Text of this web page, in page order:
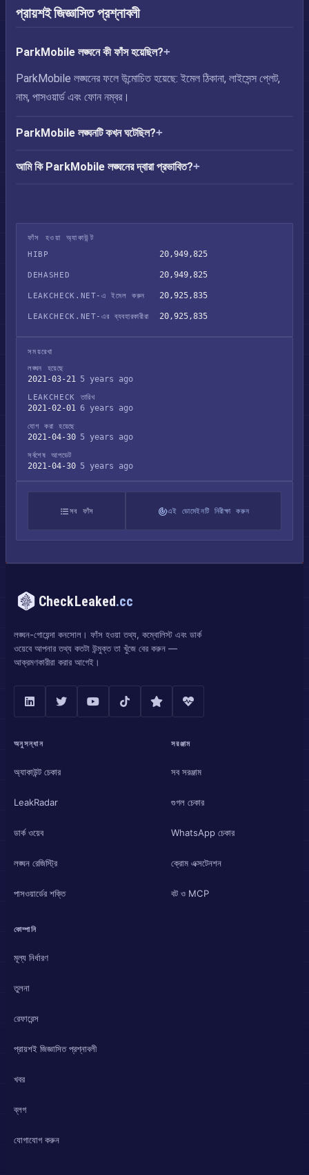
প্রায়শই জিজ্ঞাসিত প্রশ্নাবলী
ParkMobile লঙ্ঘনে কী ফাঁস হয়েছিল?
ParkMobile লঙ্ঘনের ফলে উন্মোচিত হয়েছে: ইমেল ঠিকানা, লাইসেন্স প্লেট,
নাম, পাসওয়ার্ড এবং ফোন নম্বর।
ParkMobile লঙ্ঘনটি কখন ঘটেছিল?
আমি কি ParkMobile লঙ্ঘনের দ্বারা প্রভাবিত?
ফাঁস হওয়া অ্যাকাউন্ট
HIBP
20,949,825
DEHASHED 20,949,825
LEAKCHECK.NET-এ ইমেল করুন 20,925,835
LEAKCHECK.NET-এর ব্যবহারকারীরা 20,925,835
সময়রেখা
লঙ্ঘন হয়েছে
2021-03-21 5 years ago
LEAKCHECK তারিখ
2021-02-01 6 years ago
যোগ করা হয়েছে
2021-04-30 5 years ago
সর্বশেষ আপডেট
2021-04-30 5 years ago
সব ফাঁস এই ডোমেইনটি নিরীক্ষা করুন
CheckLeaked.cc
লঙ্ঘন-গোয়েন্দা কনসোল। ফাঁস হওয়া তথ্য, কম্বোলিস্ট এবং ডার্ক
ওয়েবে আপনার তথ্য কতটা উন্মুক্ত তা খুঁজে বের করুন —
আক্রমণকারীরা করার আগেই।
অনুসন্ধান
অ্যাকাউন্ট চেকার
LeakRadar
ডার্ক ওয়েব
লঙ্ঘন রেজিস্ট্রি
পাসওয়ার্ডের শক্তি
সরঞ্জাম
সব সরঞ্জাম
গুগল চেকার
WhatsApp চেকার
ক্রোম এক্সটেনশন
বট ও MCP
কোম্পানি
মূল্য নির্ধারণ
তুলনা
রেফারেন্স
প্রায়শই জিজ্ঞাসিত প্রশ্নাবলী
খবর
ব্লগ
যোগাযোগ করুন